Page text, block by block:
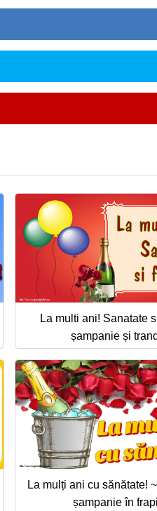
La multi ani! Sanatate
șampanie și
La mulți ani cu sănătate!
șampanie în